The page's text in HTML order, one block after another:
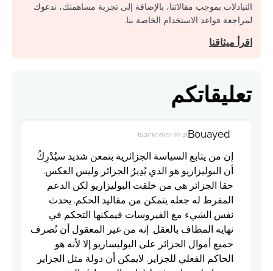
التبادلات بموجب مقالاتنا، بالإضافة إلى تجربة مساهمتك، ندعوك
لمراجعة قواعد الاستخدام الخاصة بنا.
اقرأ ميثاقنا
تعليقاتكم
Bouayed
2022-10-31 15:37:12
إن من يتابع السياسة الجزائرية بتمعن شديد سيُدْرِكُ
أن البوليزاريو هو الذي يُدِيرُ الجزائر وليس العكس.
حقا الجزائر هي من خلقت البوليزاريو لكن الدعم
المفرط له جعله يتمكن من مقاليد الحكم. يحدث
نفس الشيء مع الفيروسات فيمكنها التحكم في
نهايه المطاف بالعقل. إنه من غير المعقول أن تُصرف
جميع أموال الجزائر على البوليساريو إلا لأنه هو
الحاكم الفعلي للجزاير. لايمكن أن دولة مثل الجزاير